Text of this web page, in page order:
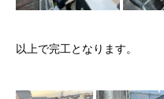
以上で完工となります。